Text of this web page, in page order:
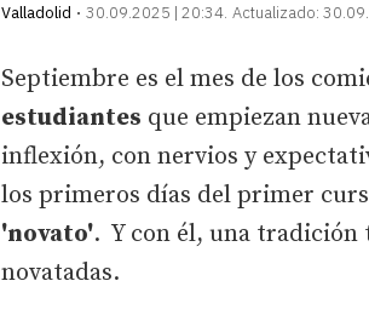
Valladolid
30.09.2025 | 20:34 Actualizado:
Septiembre es el mes de los
estudiantes que empiezan
inflexión, con nervios y
los primeros días del primer
'novato'. Y con él, una tradición
novatadas.